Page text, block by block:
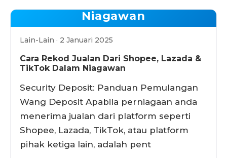
Niagawan
Lain-Lain · 2 Januari 2025
Cara Rekod Jualan Dari Shopee, Lazada &
TikTok Dalam Niagawan
Security Deposit: Panduan Pemulangan
Wang Deposit Apabila perniagaan anda
menerima jualan dari platform seperti
Shopee, Lazada, TikTok, atau platform
pihak ketiga lain, adalah pent